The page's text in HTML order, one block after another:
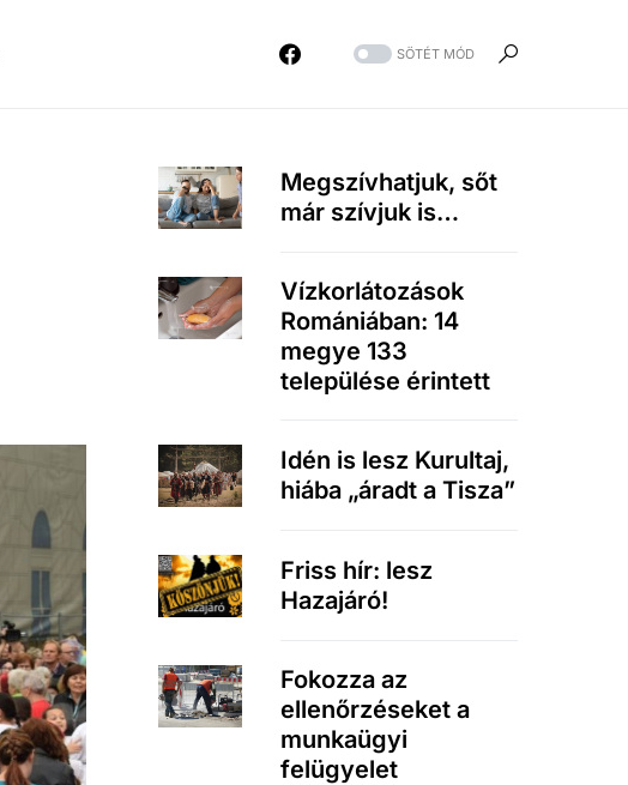
SÖTÉT MÓD
Megszívhatjuk, sőt
már szívjuk is…
Vízkorlátozások
Romániában: 14
megye 133
települése érintett
Idén is lesz Kurultaj,
hiába „áradt a Tisza”
Friss hír: lesz
Hazajáró!
Fokozza az
ellenőrzéseket a
munkaügyi
felügyelet